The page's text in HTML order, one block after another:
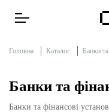
Новини
Спільнота
Головна Каталог Банки
Банки та
Банки та фінансові